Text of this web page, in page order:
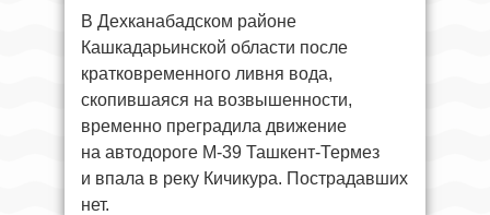
В Дехканабадском районе
Кашкадарьинской области после
кратковременного ливня вода,
скопившаяся на возвышенности,
временно преградила движение
на автодороге М-39 Ташкент-Термез
и впала в реку Кичикура. Пострадавших
нет.